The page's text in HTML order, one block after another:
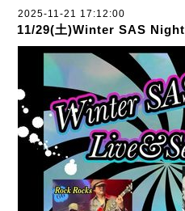
2025-11-21 17:12:00
11/29(土)Winter SAS Night